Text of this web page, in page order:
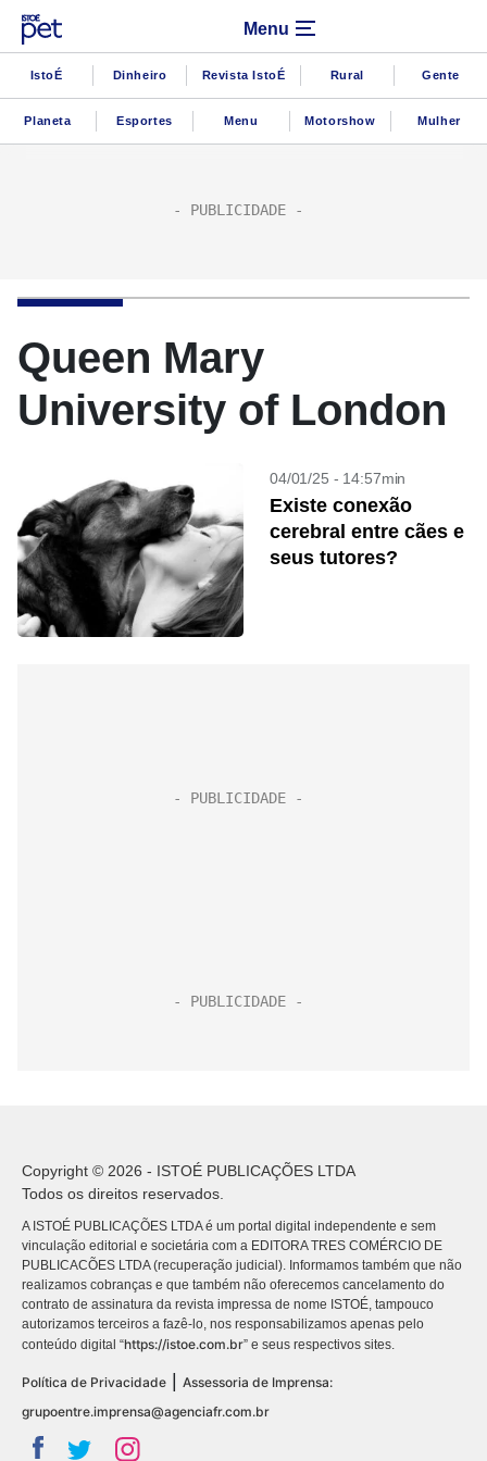
Menu
IstoÉ Dinheiro Revista IstoÉ Rural Gente
Planeta Esportes Menu Motorshow Mulher
Queen Mary
University of London
04/01/25 - 14:57min
Existe conexão
cerebral entre cães e
seus tutores?
Copyright © 2026 - ISTOÉ PUBLICAÇÕES LTDA
Todos os direitos reservados.
A ISTOÉ PUBLICAÇÕES LTDA é um portal digital independente e sem
vinculação editorial e societária com a EDITORA TRES COMÉRCIO DE
PUBLICACÕES LTDA (recuperação judicial). Informamos também que não
realizamos cobranças e que também não oferecemos cancelamento do
contrato de assinatura da revista impressa de nome ISTOÉ, tampouco
autorizamos terceiros a fazê-lo, nos responsabilizamos apenas pelo
conteúdo digital “https://istoe.com.br” e seus respectivos sites.
Política de Privacidade
Assessoria de Imprensa:
grupoentre.imprensa@agenciafr.com.br